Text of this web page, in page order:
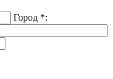
Город *: